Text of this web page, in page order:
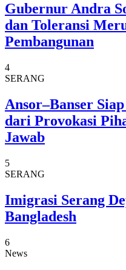
Gubernur Andra
dan Toleransi
Pembangunan
4
SERANG
Ansor–Banser
dari Provokasi
Jawab
5
SERANG
Imigrasi Serang
Bangladesh
6
News